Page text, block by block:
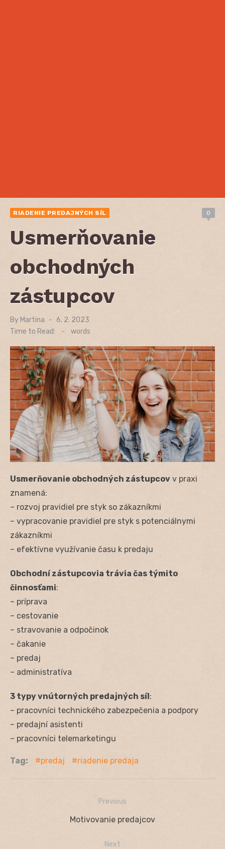
RIADENIE PREDAJNÝCH SÍL 0
Usmerňovanie
obchodných
zástupcov
By Martina
Posted
6. 2. 2023
Time to Read:
- words
Usmerňovanie obchodných zástupcov v praxi
znamená:
– rozvoj pravidiel pre styk so zákazníkmi
– vypracovanie pravidiel pre styk s potenciálnymi
zákazníkmi
– efektívne využívanie času k predaju
Obchodní zástupcovia trávia čas týmito
činnosťami:
– príprava
– cestovanie
– stravovanie a odpočinok
– čakanie
– predaj
– administratíva
3 typy vnútorných predajných síl:
– pracovníci technického zabezpečenia a podpory
– predajní asistenti
– pracovníci telemarketingu
Tag: predaj riadenie predaja
Navigácia
Previous
Previous
Motivovanie predajcov
Next